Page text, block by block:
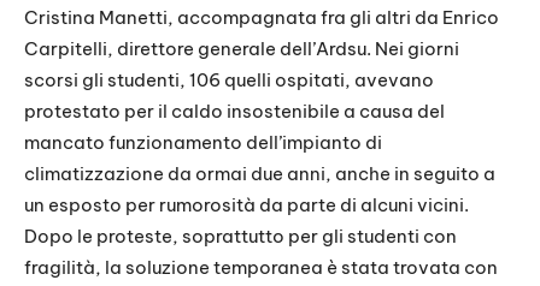
Cristina Manetti, accompagnata fra gli altri da Enrico
Carpitelli, direttore generale dell’Ardsu. Nei giorni
scorsi gli studenti, 106 quelli ospitati, avevano
protestato per il caldo insostenibile a causa del
mancato funzionamento dell’impianto di
climatizzazione da ormai due anni, anche in seguito a
un esposto per rumorosità da parte di alcuni vicini.
Dopo le proteste, soprattutto per gli studenti con
fragilità, la soluzione temporanea è stata trovata con